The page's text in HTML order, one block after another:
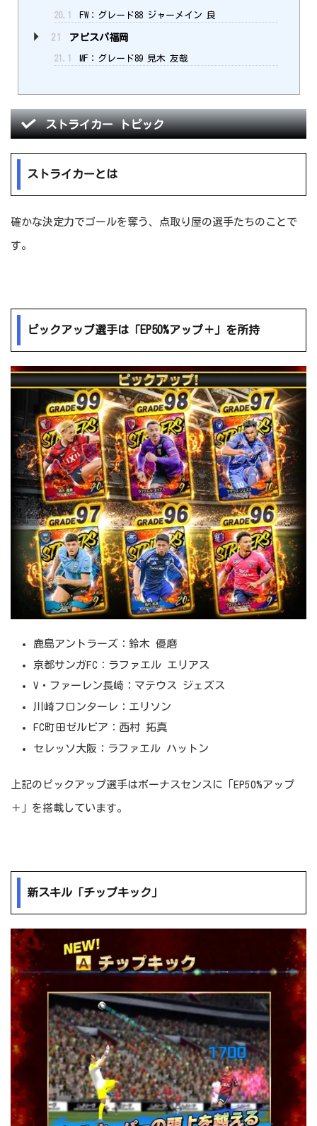
20.1 FW：グレード88 ジャーメイン 良
21 アビスパ福岡
21.1 MF：グレード89 見木 友哉
ストライカー トピック
ストライカーとは
確かな決定力でゴールを奪う、点取り屋の選手たちのことで
す。
ピックアップ選手は「EP50%アップ＋」を所持
鹿島アントラーズ：鈴木 優磨
京都サンガFC：ラファエル エリアス
V・ファーレン長崎：マテウス ジェズス
川崎フロンターレ：エリソン
FC町田ゼルビア：西村 拓真
セレッソ大阪：ラファエル ハットン
上記のピックアップ選手はボーナスセンスに「EP50%アップ
＋」を搭載しています。
新スキル「チップキック」